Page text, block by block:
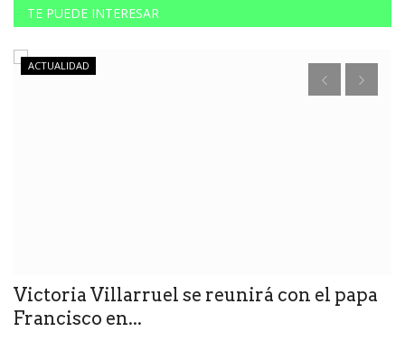
TE PUEDE INTERESAR
ACTUALIDAD
Victoria Villarruel se reunirá con el papa
Francisco en...